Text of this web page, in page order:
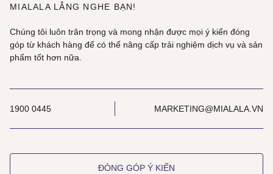
MIALALA LẮNG NGHE BẠN!
Chúng tôi luôn trân trọng và mong nhận được mọi ý kiến đóng
góp từ khách hàng để có thể nâng cấp trải nghiệm dịch vụ và sản
phẩm tốt hơn nữa.
1900 0445 MARKETING@MIALALA.VN
ĐÓNG GÓP Ý KIẾN